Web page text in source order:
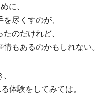
に、
尽くすのが、
のだけれど、
もあるのかもしれない。
体験をしてみては。